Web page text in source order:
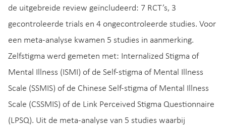
de uitgebreide review geïncludeerd: 7 RCT’s, 3
gecontroleerde trials en 4 ongecontroleerde studies. Voor
een meta-analyse kwamen 5 studies in aanmerking.
Zelfstigma werd gemeten met: Internalized Stigma of
Mental Illness (ISMI) of de Self-stigma of Mental Illness
Scale (SSMIS) of de Chinese Self-stigma of Mental Illness
Scale (CSSMIS) of de Link Perceived Stigma Questionnaire
(LPSQ). Uit de meta-analyse van 5 studies waarbij